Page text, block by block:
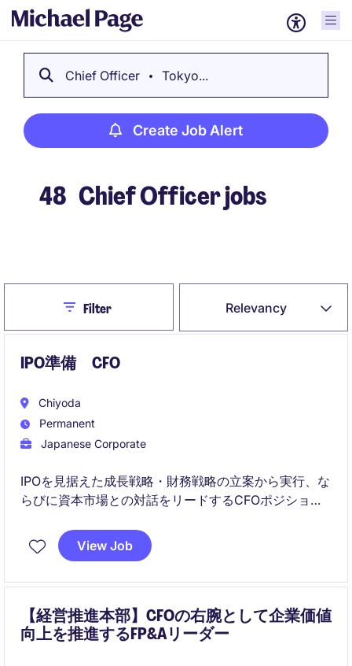
Chief Officer Tokyo...
Create Job Alert
48 Chief Officer jobs
Relevancy
CloseFilter
IPO準備 CFO
Chiyoda
Permanent
Japanese Corporate
IPOを見据えた成長戦略・財務戦略の立案から実行、な
らびに資本市場との対話をリードするCFOポジション
準備プロジェクトの推進を通じて中長期の企業価値最
大化を担っていただきます。
View Job
【経営推進本部】CFOの右腕として企業価値
向上を推進するFP&Aリーダー